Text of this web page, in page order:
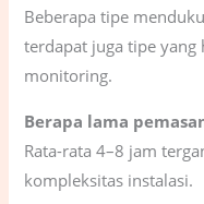
Beberapa tipe
terdapat juga tipe yang
monitoring.
Berapa lama
Rata-rata 4–8 jam
kompleksitas instalasi.